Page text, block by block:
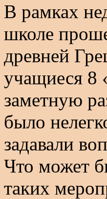
В рамках
школе
древней
учащиеся 8
заметную
было
задавали
Что может
таких